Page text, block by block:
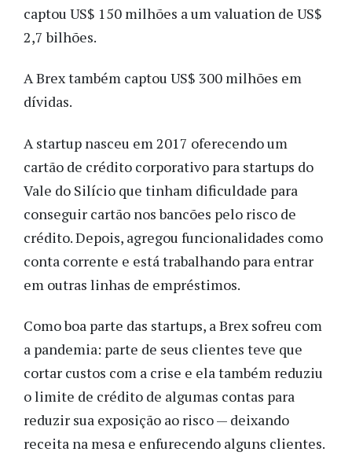
captou US$ 150 milhões a um valuation de US$
2,7 bilhões.
A Brex também captou US$ 300 milhões em
dívidas.
A startup nasceu em 2017 oferecendo um
cartão de crédito corporativo para startups do
Vale do Silício que tinham dificuldade para
conseguir cartão nos bancões pelo risco de
crédito. Depois, agregou funcionalidades como
conta corrente e está trabalhando para entrar
em outras linhas de empréstimos.
Como boa parte das startups, a Brex sofreu com
a pandemia: parte de seus clientes teve que
cortar custos com a crise e ela também reduziu
o limite de crédito de algumas contas para
reduzir sua exposição ao risco — deixando
receita na mesa e enfurecendo alguns clientes.